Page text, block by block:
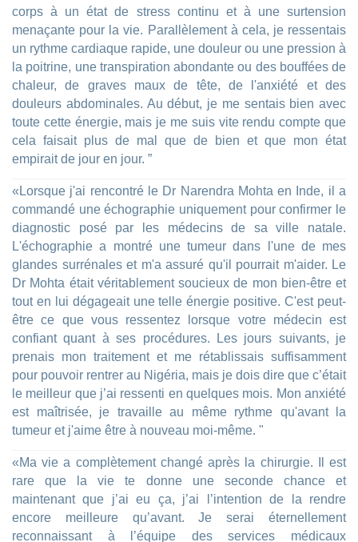
corps à un état de stress continu et à une surtension
menaçante pour la vie. Parallèlement à cela, je ressentais
un rythme cardiaque rapide, une douleur ou une pression à
la poitrine, une transpiration abondante ou des bouffées de
chaleur, de graves maux de tête, de l'anxiété et des
douleurs abdominales. Au début, je me sentais bien avec
toute cette énergie, mais je me suis vite rendu compte que
cela faisait plus de mal que de bien et que mon état
empirait de jour en jour. ”
«Lorsque j'ai rencontré le Dr Narendra Mohta en Inde, il a
commandé une échographie uniquement pour confirmer le
diagnostic posé par les médecins de sa ville natale.
L'échographie a montré une tumeur dans l'une de mes
glandes surrénales et m'a assuré qu'il pourrait m'aider. Le
Dr Mohta était véritablement soucieux de mon bien-être et
tout en lui dégageait une telle énergie positive. C'est peut-
être ce que vous ressentez lorsque votre médecin est
confiant quant à ses procédures. Les jours suivants, je
prenais mon traitement et me rétablissais suffisamment
pour pouvoir rentrer au Nigéria, mais je dois dire que c’était
le meilleur que j’ai ressenti en quelques mois. Mon anxiété
est maîtrisée, je travaille au même rythme qu'avant la
tumeur et j'aime être à nouveau moi-même. "
«Ma vie a complètement changé après la chirurgie. Il est
rare que la vie te donne une seconde chance et
maintenant que j’ai eu ça, j’ai l’intention de la rendre
encore meilleure qu’avant. Je serai éternellement
reconnaissant à l’équipe des services médicaux